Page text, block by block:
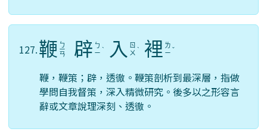
127.鞭 ㄅ
ㄧ
ㄢ 辟 ㄅ
ㄧ ˋ 入
ㄖ
ㄨ ˋ 裡 ㄌ
ㄧ ˇ
鞭，鞭策；辟，透徹。鞭策剖析到最深層，指做
學問自我督策，深入精微研究。後多以之形容言
辭或文章說理深刻、透徹。